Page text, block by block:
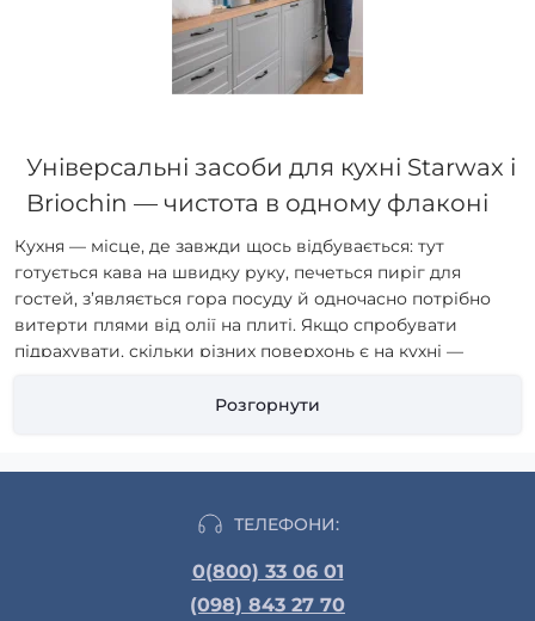
Універсальні засоби для кухні Starwax і
Briochin — чистота в одному флаконі
Кухня — місце, де завжди щось відбувається: тут
готується кава на швидку руку, печеться пиріг для
гостей, з’являється гора посуду й одночасно потрібно
витерти плями від олії на плиті. Якщо спробувати
підрахувати, скільки різних поверхонь є на кухні —
— то можна дійти висновку, що на кожну з них потрібен
Чому варто мати універсальний засіб
Розгорнути
ТЕЛЕФОНИ:
0(800) 33 06 01
(098) 843 27 70